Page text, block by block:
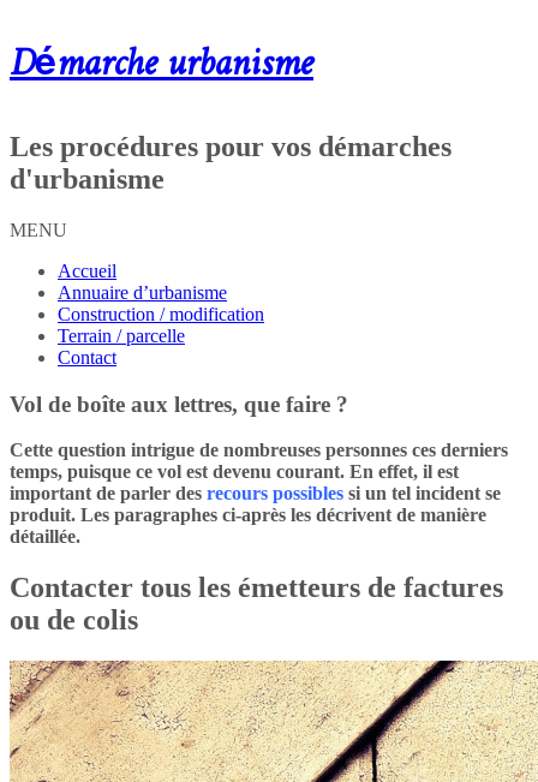
Démarche urbanisme
Les procédures pour vos démarches
d'urbanisme
MENU
Accueil
Annuaire d’urbanisme
Construction / modification
Terrain / parcelle
Contact
Vol de boîte aux lettres, que faire ?
Cette question intrigue de nombreuses personnes ces derniers
temps, puisque ce vol est devenu courant. En effet, il est
important de parler des recours possibles si un tel incident se
produit. Les paragraphes ci-après les décrivent de manière
détaillée.
Contacter tous les émetteurs de factures
ou de colis